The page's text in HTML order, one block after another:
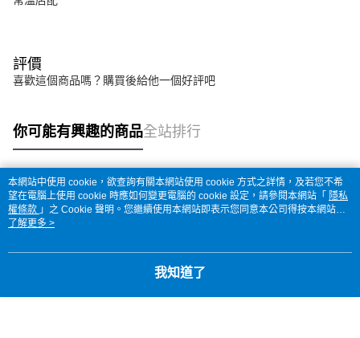
評價
喜歡這個商品嗎？購買後給他一個好評吧
你可能有興趣的商品全站排行
熱門標籤
本網站中使用 cookie，欲查詢有關本網站使用 cookie 方式之詳情，及若您不希
望在電腦上使用 cookie 時應如何變更電腦的 cookie 設定，請參閱本網站「 隱私
權條款 」之 Cookie 聲明。您繼續使用本網站即表示您同意本公司得按本網站使
用條款之 Cookie 聲明使用 cookie。
了解更多 >
我知道了